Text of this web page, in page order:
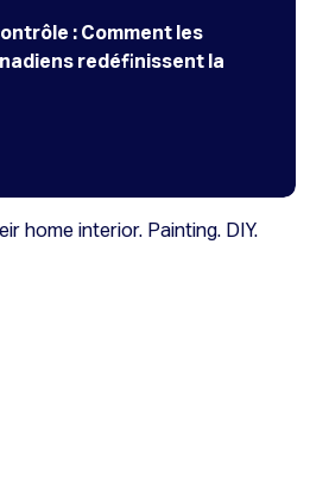
: Comment les
redéfinissent la